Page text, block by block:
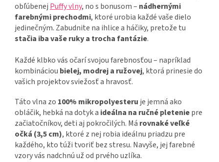
obľúbenej Puffy vlny, no s bonusom – nádhernými
farebnými prechodmi, ktoré urobia každé vaše dielo
jedinečným. Zabudnite na ihlice a háčiky, pretože tu
stačia iba vaše ruky a trocha fantázie.
Každé klbko vás očarí svojou farebnosťou – napríklad
kombináciou bielej, modrej a ružovej, ktorá prinesie do
vašich projektov sviežosť a hravosť.
Táto vlna zo 100% mikropolyesteru je jemná ako
obláčik, hebká na dotyk a ideálna na ručné pleteniepre
začiatočníkov, deti aj pokročilých. Má rovnaké veľké
očká (3,5 cm), ktoré z nej robia ideálnu priadzu pre
každého, kto túži tvoriť bez stresu. Navyše, jej farebné
vzory vás nadchnú už od prvého uzlíka.